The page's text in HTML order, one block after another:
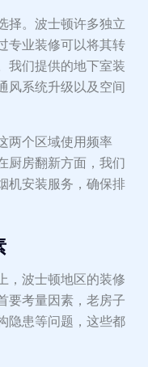
择。波士顿许多独立
专业装修可以将其转
我们提供的地下室装
风系统升级以及空间
两个区域使用频率
厨房翻新方面，我们
机安装服务，确保排
，波士顿地区的装修
要考量因素，老房子
隐患等问题，这些都